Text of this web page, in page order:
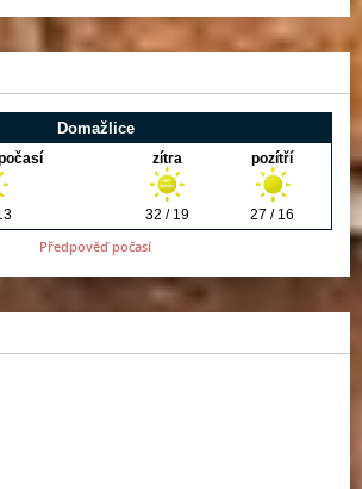
Předpověď počasí